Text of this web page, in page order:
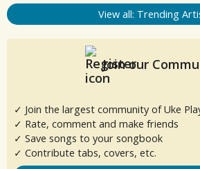
View all: Trending
Join our
✓ Join the largest community of Uke
✓ Rate, comment and make friends
✓ Save songs to your songbook
✓ Contribute tabs, covers, etc.